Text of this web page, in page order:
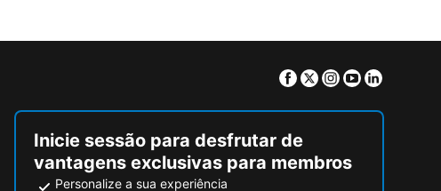
Facebook
TwitterInstagram
Youtube
Inicie sessão para desfrutar de
vantagens exclusivas para membros
Personalize a sua experiência